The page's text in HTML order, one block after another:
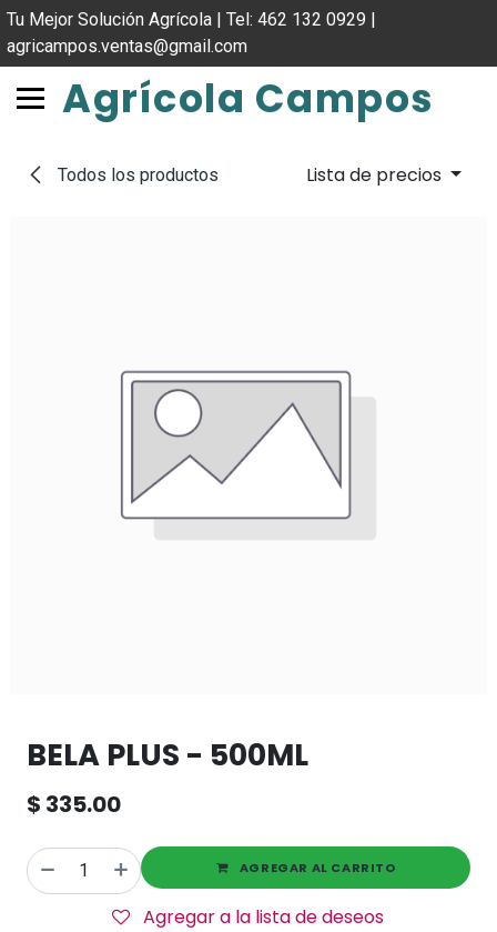
Tu Mejor Solución Agrícola | Tel: 462 132 0929 |
agricampos.ventas@gmail.com
Agrícola Campos
Todos los productos Lista de precios
BELA PLUS - 500ML
$ 335.00
AGREGAR AL CARRITO
Agregar a la lista de deseos